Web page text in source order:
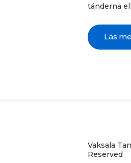
tänderna
Läs
Vaksala
Reserved